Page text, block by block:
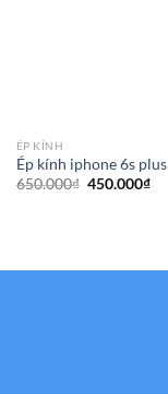
ÉP KÍNH
Ép kính iphone 6s plus
650.000₫ Giá
450.000₫Giá